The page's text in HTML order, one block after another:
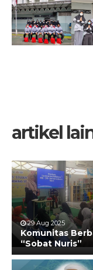
artikel
29 Aug 2025
Komunitas
“Sobat Nuris”